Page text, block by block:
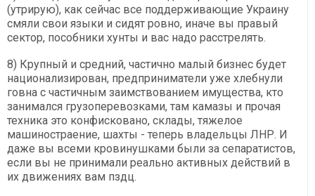
(утрирую), как сейчас все поддерживающие Украину
смяли свои языки и сидят ровно, иначе вы правый
сектор, пособники хунты и вас надо расстрелять.
8) Крупный и средний, частично малый бизнес будет
национализирован, предприниматели уже хлебнули
говна с частичным заимствованием имущества, кто
занимался грузоперевозками, там камазы и прочая
техника это конфисковано, склады, тяжелое
машиностраение, шахты - теперь владельцы ЛНР. И
даже вы всеми кровинушками были за сепаратистов,
если вы не принимали реально активных действий в
их движениях вам пздц.